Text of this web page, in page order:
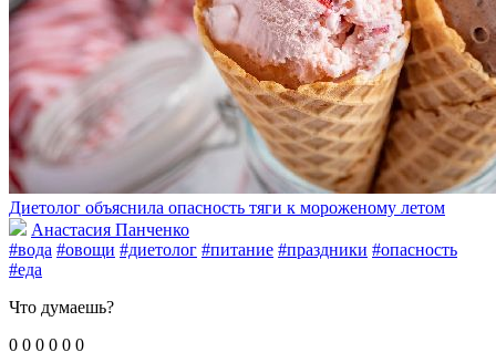
Диетолог объяснила опасность тяги к мороженому летом
Анастасия Панченко
#вода #овощи #диетолог #питание #праздники #опасность
#еда
Что думаешь?
0 0 0 0 0 0